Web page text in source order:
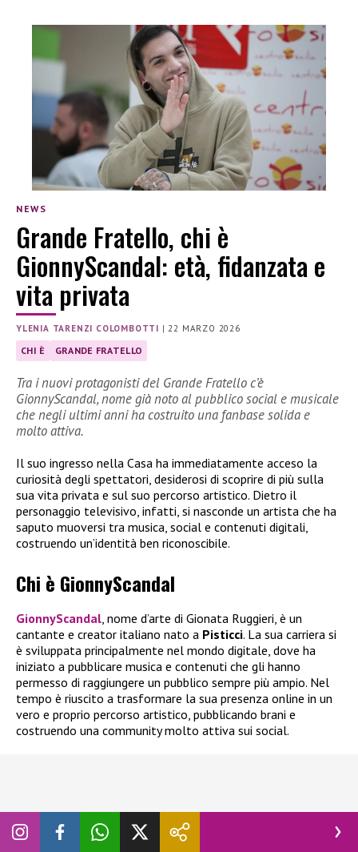
NEWS
Grande Fratello, chi è
GionnyScandal: età, fidanzata e
vita privata
YLENIA TARENZI COLOMBOTTI |22 MARZO 2026
CHI È GRANDE FRATELLO
Tra i nuovi protagonisti del Grande Fratello c’è
GionnyScandal, nome già noto al pubblico social e musicale
che negli ultimi anni ha costruito una fanbase solida e
molto attiva.
Il suo ingresso nella Casa ha immediatamente acceso la
curiosità degli spettatori, desiderosi di scoprire di più sulla
sua vita privata e sul suo percorso artistico. Dietro il
personaggio televisivo, infatti, si nasconde un artista che ha
saputo muoversi tra musica, social e contenuti digitali,
costruendo un’identità ben riconoscibile.
Chi è GionnyScandal
GionnyScandal, nome d’arte di Gionata Ruggieri, è un
cantante e creator italiano nato a Pisticci. La sua carriera si
è sviluppata principalmente nel mondo digitale, dove ha
iniziato a pubblicare musica e contenuti che gli hanno
permesso di raggiungere un pubblico sempre più ampio. Nel
tempo è riuscito a trasformare la sua presenza online in un
vero e proprio percorso artistico, pubblicando brani e
costruendo una community molto attiva sui social.